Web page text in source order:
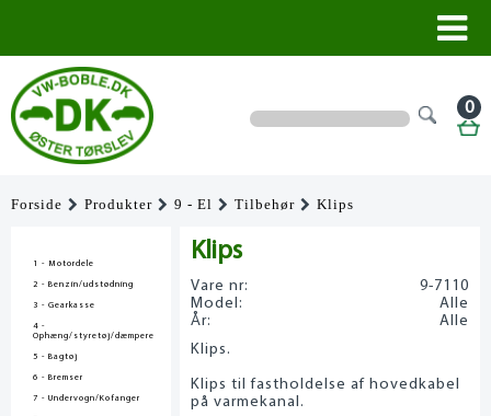
0
Forside Produkter 9 - El Tilbehør Klips
1 - Motordele
2 - Benzin/udstødning
3 - Gearkasse
4 -
Ophæng/styretøj/dæmpere
5 - Bagtøj
6 - Bremser
7 - Undervogn/Kofanger
Klips
Vare nr:
9-7110
Model:
Alle
År:
Alle
Klips.
Klips til fastholdelse af hovedkabel
på varmekanal.